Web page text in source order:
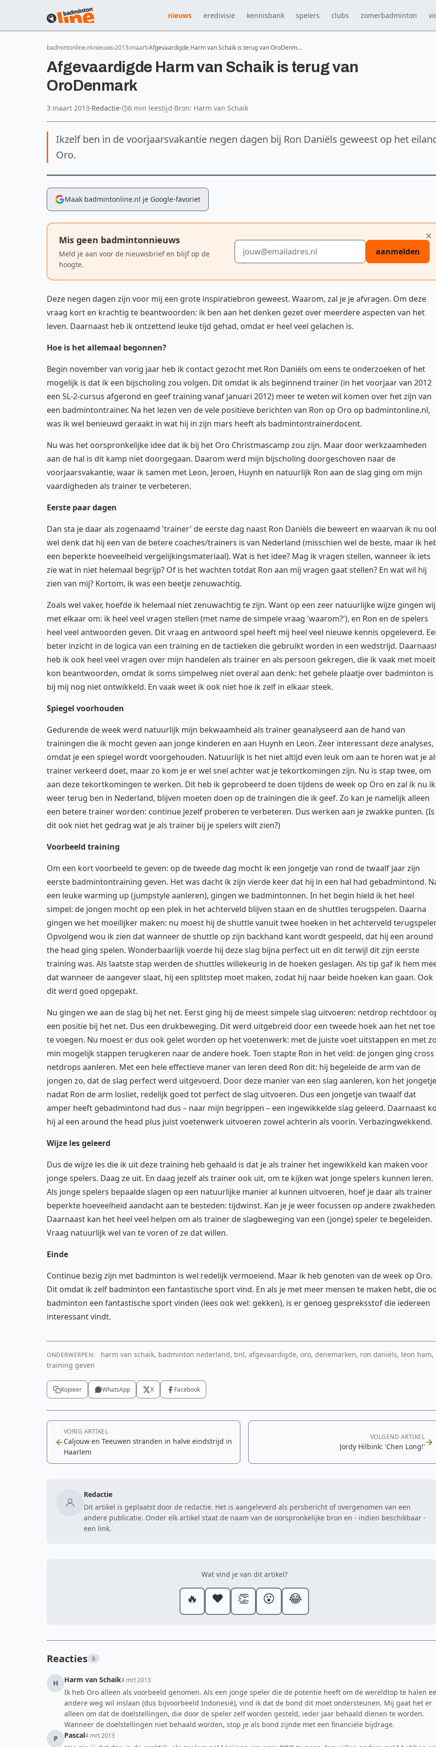
nieuws eredivisie kennisbank spelers clubs zomerbadminton
badmintonline.nl nieuws 2013 maart Afgevaardigde Harm van Schaik is terug van OroDenm…
Afgevaardigde Harm van Schaik is terug van
OroDenmark
3 maart 2013·Redactie· 6 min leestijd·Bron: Harm van Schaik
Ikzelf ben in de voorjaarsvakantie negen dagen bij Ron Daniëls geweest op het
Oro.
Maak badmintonline.nl je Google-favoriet
Mis geen badmintonnieuws
Meld je aan voor de nieuwsbrief en blijf op de
hoogte.
E-mailadres
aanmelden
Deze negen dagen zijn voor mij een grote inspiratiebron geweest. Waarom, zal je je afvragen. Om deze
vraag kort en krachtig te beantwoorden: ik ben aan het denken gezet over meerdere aspecten van het
leven. Daarnaast heb ik ontzettend leuke tijd gehad, omdat er heel veel gelachen is.
Hoe is het allemaal begonnen?
Begin november van vorig jaar heb ik contact gezocht met Ron Daniëls om eens te onderzoeken of het
mogelijk is dat ik een bijscholing zou volgen. Dit omdat ik als beginnend trainer (in het voorjaar van 2012
een SL-2-cursus afgerond en geef training vanaf januari 2012) meer te weten wil komen over het zijn van
een badmintontrainer. Na het lezen ven de vele positieve berichten van Ron op Oro op badmintonline.nl,
was ik wel benieuwd geraakt in wat hij in zijn mars heeft als badmintontrainerdocent.
Nu was het oorspronkelijke idee dat ik bij het Oro Christmascamp zou zijn. Maar door werkzaamheden
aan de hal is dit kamp niet doorgegaan. Daarom werd mijn bijscholing doorgeschoven naar de
voorjaarsvakantie, waar ik samen met Leon, Jeroen, Huynh en natuurlijk Ron aan de slag ging om mijn
vaardigheden als trainer te verbeteren.
Eerste paar dagen
Dan sta je daar als zogenaamd 'trainer' de eerste dag naast Ron Daniëls die beweert en waarvan ik nu
wel denk dat hij een van de betere coaches/trainers is van Nederland (misschien wel de beste, maar ik
een beperkte hoeveelheid vergelijkingsmateriaal). Wat is het idee? Mag ik vragen stellen, wanneer ik iets
zie wat in niet helemaal begrijp? Of is het wachten totdat Ron aan mij vragen gaat stellen? En wat wil hij
zien van mij? Kortom, ik was een beetje zenuwachtig.
Zoals wel vaker, hoefde ik helemaal niet zenuwachtig te zijn. Want op een zeer natuurlijke wijze gingen wij
met elkaar om: ik heel veel vragen stellen (met name de simpele vraag 'waarom?'), en Ron en de spelers
heel veel antwoorden geven. Dit vraag en antwoord spel heeft mij heel veel nieuwe kennis opgeleverd.
beter inzicht in de logica van een training en de tactieken die gebruikt worden in een wedstrijd.
heb ik ook heel veel vragen over mijn handelen als trainer en als persoon gekregen, die ik vaak met
kon beantwoorden, omdat ik soms simpelweg niet overal aan denk: het gehele plaatje over badminton is
bij mij nog niet ontwikkeld. En vaak weet ik ook niet hoe ik zelf in elkaar steek.
Spiegel voorhouden
Gedurende de week werd natuurlijk mijn bekwaamheid als trainer geanalyseerd aan de hand van
trainingen die ik mocht geven aan jonge kinderen en aan Huynh en Leon. Zeer interessant deze analyses,
omdat je een spiegel wordt voorgehouden. Natuurlijk is het niet altijd even leuk om aan te horen wat je
trainer verkeerd doet, maar zo kom je er wel snel achter wat je tekortkomingen zijn. Nu is stap twee, om
aan deze tekortkomingen te werken. Dit heb ik geprobeerd te doen tijdens de week op Oro en zal ik nu ik
weer terug ben in Nederland, blijven moeten doen op de trainingen die ik geef. Zo kan je namelijk alleen
een betere trainer worden: continue jezelf proberen te verbeteren. Dus werken aan je zwakke punten. (Is
dit ook niet het gedrag wat je als trainer bij je spelers wilt zien?)
Voorbeeld training
Om een kort voorbeeld te geven: op de tweede dag mocht ik een jongetje van rond de twaalf jaar zijn
eerste badmintontraining geven. Het was dacht ik zijn vierde keer dat hij in een hal had gebadmintond.
een leuke warming up (jumpstyle aanleren), gingen we badmintonnen. In het begin hield ik het heel
simpel: de jongen mocht op een plek in het achterveld blijven staan en de shuttles terugspelen. Daarna
gingen we het moeilijker maken: nu moest hij de shuttle vanuit twee hoeken in het achterveld
Opvolgend wou ik zien dat wanneer de shuttle op zijn backhand kant wordt gespeeld, dat hij een around
the head ging spelen. Wonderbaarlijk voerde hij deze slag bijna perfect uit en dit terwijl dit zijn eerste
training was. Als laatste stap werden de shuttles willekeurig in de hoeken geslagen. Als tip gaf ik hem
dat wanneer de aangever slaat, hij een splitstep moet maken, zodat hij naar beide hoeken kan gaan. Ook
dit werd goed opgepakt.
Nu gingen we aan de slag bij het net. Eerst ging hij de meest simpele slag uitvoeren: netdrop rechtdoor
een positie bij het net. Dus een drukbeweging. Dit werd uitgebreid door een tweede hoek aan het net toe
te voegen. Nu moest er dus ook gelet worden op het voetenwerk: met de juiste voet uitstappen en met
min mogelijk stappen terugkeren naar de andere hoek. Toen stapte Ron in het veld: de jongen ging cross
netdrops aanleren. Met een hele effectieve maner van leren deed Ron dit: hij begeleide de arm van de
jongen zo, dat de slag perfect werd uitgevoerd. Door deze manier van een slag aanleren, kon het
nadat Ron de arm losliet, redelijk goed tot perfect de slag uitvoeren. Dus een jongetje van twaalf dat
amper heeft gebadmintond had dus – naar mijn begrippen – een ingewikkelde slag geleerd. Daarnaast
hij al een around the head plus juist voetenwerk uitvoeren zowel achterin als voorin. Verbazingwekkend.
Wijze les geleerd
Dus de wijze les die ik uit deze training heb gehaald is dat je als trainer het ingewikkeld kan maken voor
jonge spelers. Daag ze uit. En daag jezelf als trainer ook uit, om te kijken wat jonge spelers kunnen leren.
Als jonge spelers bepaalde slagen op een natuurlijke manier al kunnen uitvoeren, hoef je daar als trainer
beperkte hoeveelheid aandacht aan te besteden: tijdwinst. Kan je je weer focussen op andere
Daarnaast kan het heel veel helpen om als trainer de slagbeweging van een (jonge) speler te begeleiden.
Vraag natuurlijk wel van te voren of ze dat willen.
Einde
Continue bezig zijn met badminton is wel redelijk vermoeiend. Maar ik heb genoten van de week op Oro.
Dit omdat ik zelf badminton een fantastische sport vind. En als je met meer mensen te maken hebt, die
badminton een fantastische sport vinden (lees ook wel: gekken), is er genoeg gespreksstof die iedereen
interessant vindt.
ONDERWERPEN:
harm van schaik, badminton nederland, bnl, afgevaardigde, oro, denemarken, ron daniëls, leon ham,
training geven
Kopieer WhatsApp X Facebook
VORIG ARTIKEL
Caljouw en Teeuwen stranden in halve eindstrijd in
Haarlem
VOLGEND ARTIKEL
Jordy Hilbink: 'Chen Long!'
Redactie
Dit artikel is geplaatst door de redactie. Het is aangeleverd als persbericht of overgenomen van een
andere publicatie. Onder elk artikel staat de naam van de oorspronkelijke bron en - indien beschikbaar -
een link.
Wat vind je van dit artikel?
🔥 ❤️ 👏 😮 😂
Reacties 6
H Harm van Schaik4 mrt 2013
Ik heb Oro alleen als voorbeeld genomen. Als een jonge speler die de potentie heeft om de wereldtop te halen
andere weg wil inslaan (dus bijvoorbeeld Indonesië), vind ik dat de bond dit moet ondersteunen. Mij gaat het er
alleen om dat de doelstellingen, die door de speler zelf worden gesteld, ieder jaar behaald dienen te worden.
Wanneer de doelstellingen niet behaald worden, stop je als bond zijnde met een financiële bijdrage.
P
Pascal4 mrt 2013